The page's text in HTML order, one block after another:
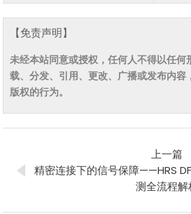
【免责声明】
未经本站同意或授权，任何人不得以任何
载、分发、引用、更改、广播或发布内容
版权的行为。
上一篇
精密连接下的信号保障——HRS
测全流程解